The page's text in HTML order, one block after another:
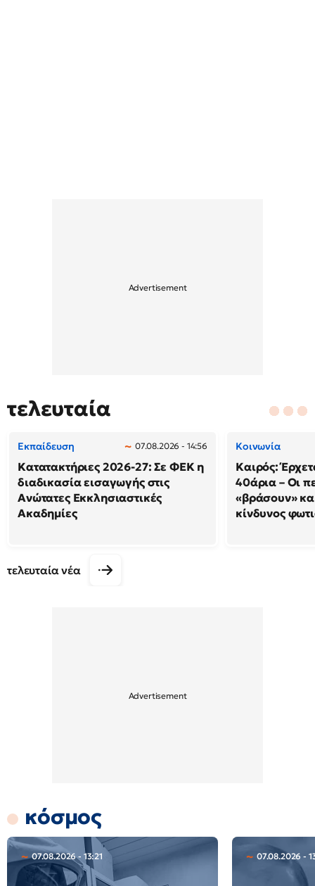
τελευταία
Εκπαίδευση 07.08.2026 - 14:56
Κατατακτήριες 2026-27: Σε ΦΕΚ η
διαδικασία εισαγωγής στις
Ανώτατες Εκκλησιαστικές
Ακαδημίες
Κοινωνία
Καιρός:
40άρια – Οι
«βράσουν»
κίνδυνος
τελευταία νέα
κόσμος
07.08.2026 - 13:21 07.08.2026 -